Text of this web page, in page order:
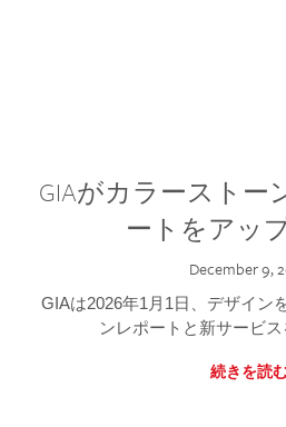
GIAがカラーストー
ートをアッ
December 9,
GIAは2026年1月1日、デザイン
ンレポートと新サービス
続きを読